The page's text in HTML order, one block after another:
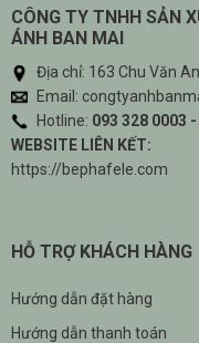
CÔNG TY TNHH SẢN
ÁNH BAN MAI
Địa chỉ: 163 Chu Văn
Email:
Hotline: 093 328 0003
WEBSITE LIÊN KẾT:
https://bephafele.com
HỖ TRỢ KHÁCH HÀNG
Hướng dẫn đặt hàng
Hướng dẫn thanh toán